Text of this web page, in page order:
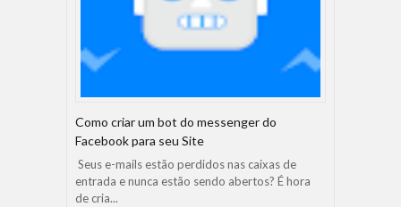
Como criar um bot do messenger do
Facebook para seu Site
Seus e-mails estão perdidos nas caixas de
entrada e nunca estão sendo abertos? É hora
de cria...